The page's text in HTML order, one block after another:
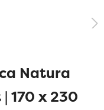
Natura
170 x 230